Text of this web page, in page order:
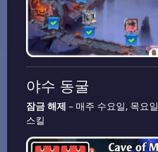
야수 동굴
잠금 해제 – 매주 수요일, 목요일
스킬